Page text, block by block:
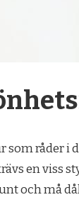
råder i
en viss
och må